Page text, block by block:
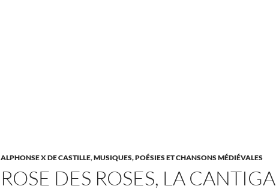
ALPHONSE X DE CASTILLE,MUSIQUES, POÉSIES ET CHANSONS MÉDIÉVALES
ROSE DES ROSES, LA CANTIGA